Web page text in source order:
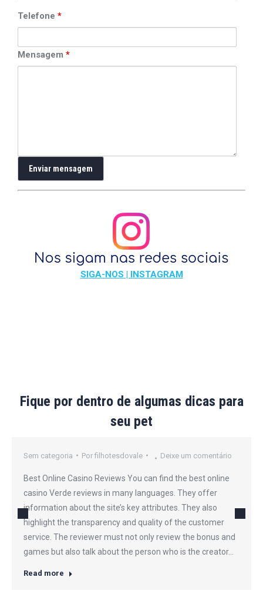
Telefone *
Mensagem *
SIGA-NOS | INSTAGRAM
Fique por dentro de algumas dicas para
seu pet
Sem categoria Por filhotesdovale Deixe um comentário
Best Online Casino Reviews You can find the best online
casino Verde reviews in many languages. They offer
information about the site’s key attributes. They also
highlight the transparency and quality of the customer
service. The reviewer must not only review the bonus and
games but also talk about the person who is the creator…
Read more